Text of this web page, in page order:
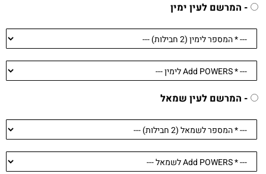
- המרשם לעין ימין
- המרשם לעין שמאל